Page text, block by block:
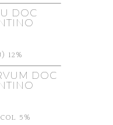
DOC
12%
DOC
5%